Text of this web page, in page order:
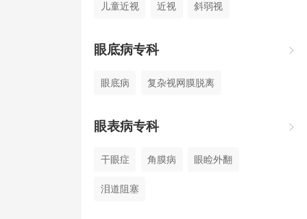
儿童近视 近视 斜弱视
眼底病专科 
眼底病 复杂视网膜脱离
眼表病专科 
干眼症 角膜病 眼睑外翻
泪道阻塞